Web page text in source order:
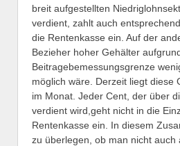
breit aufgestellten
verdient, zahlt auch
die Rentenkasse ein. Auf der
Bezieher hoher Gehälter
Beitragebemessungsgrenze
möglich wäre. Derzeit liegt diese
im Monat. Jeder Cent, der über
verdient wird,geht nicht in die
Rentenkasse ein. In diesem
zu überlegen, ob man nicht auch